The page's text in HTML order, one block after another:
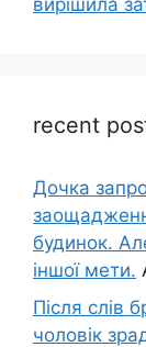
вирішила
recent
Дочка
будинок.
іншої мети.
Після слів
чоловік